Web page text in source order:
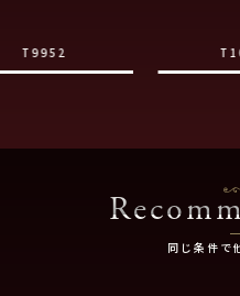
T9952
同じ条件で